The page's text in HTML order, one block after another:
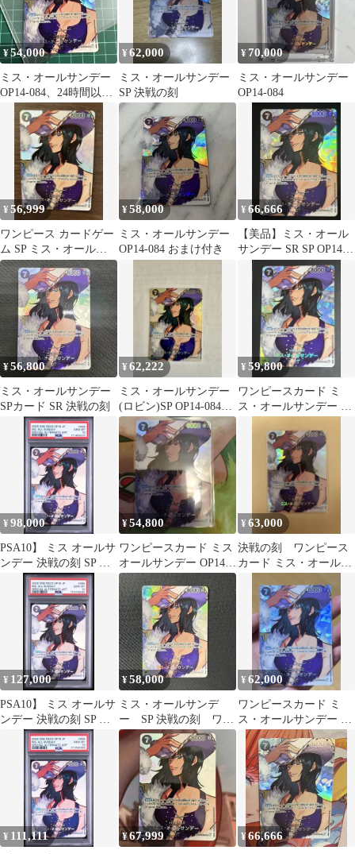
¥54,000
ミス・オールサンデー
OP14-084、24時間以内
に発送致します。
¥62,000
ミス・オールサンデー
SP 決戦の刻
¥ 70,000
ミス・オールサンデー
OP14-084
¥56,999
ワンピース カードゲー
ム SP ミス・オールサ
ンデー 決戦の刻 OP14-
084
¥58,000
ミス・オールサンデー
OP14-084 おまけ付き
¥66,666
【美品】ミス・オール
サンデー SR SP OP14-
084 決戦の刻
¥56,800
ミス・オールサンデー
SPカード SR 決戦の刻
¥62,222
ミス・オールサンデー
(ロビン)SP OP14-084
決戦の刻
¥59,800
ワンピースカード ミ
ス・オールサンデー SP
戦の刻
¥98,000
PSA10】 ミス オールサ
ンデー 決戦の刻 SP ワ
ンピースカード
¥54,800
ワンピースカード ミス
オールサンデー OP14-
084 SP 決戦の刻
¥63,000
決戦の刻 ワンピース
カード ミス・オールサ
¥ 127,000
PSA10】 ミス オールサ
ンデー 決戦の刻 SP ワ
ンピースカード
¥58,000
ミス・オールサンデ
ー SP 決戦の刻 ワン
ピース
¥62,000
ワンピースカード ミ
ス・オールサンデー SP
ロビン OP014-084決
戦の刻
¥ 111,111 ¥67,999 ¥66,666